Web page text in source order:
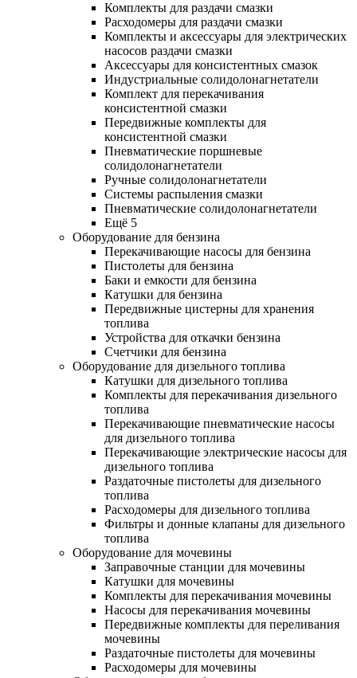
Комплекты для раздачи смазки
Расходомеры для раздачи смазки
Комплекты и аксессуары для электрических
насосов раздачи смазки
Аксессуары для консистентных смазок
Индустриальные солидолонагнетатели
Комплект для перекачивания
консистентной смазки
Передвижные комплекты для
консистентной смазки
Пневматические поршневые
солидолонагнетатели
Ручные солидолонагнетатели
Системы распыления смазки
Пневматические солидолонагнетатели
Ещё 5
Оборудование для бензина
Перекачивающие насосы для бензина
Пистолеты для бензина
Баки и емкости для бензина
Катушки для бензина
Передвижные цистерны для хранения
топлива
Устройства для откачки бензина
Счетчики для бензина
Оборудование для дизельного топлива
Катушки для дизельного топлива
Комплекты для перекачивания дизельного
топлива
Перекачивающие пневматические насосы
для дизельного топлива
Перекачивающие электрические насосы для
дизельного топлива
Раздаточные пистолеты для дизельного
топлива
Расходомеры для дизельного топлива
Фильтры и донные клапаны для дизельного
топлива
Оборудование для мочевины
Заправочные станции для мочевины
Катушки для мочевины
Комплекты для перекачивания мочевины
Насосы для перекачивания мочевины
Передвижные комплекты для переливания
мочевины
Раздаточные пистолеты для мочевины
Расходомеры для мочевины